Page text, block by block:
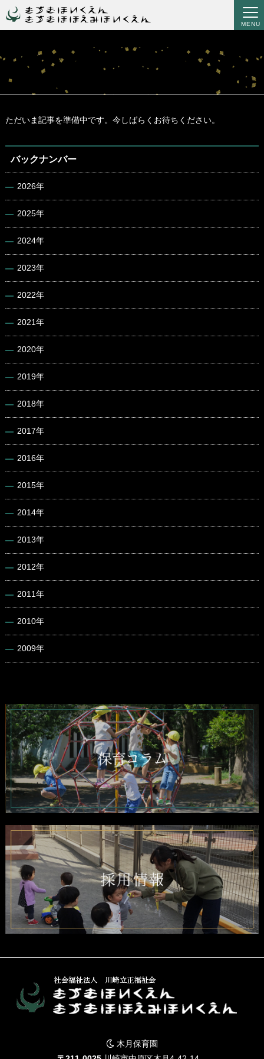
MENU
ただいま記事を準備中です。今しばらくお待ちください。
バックナンバー
2026年
2025年
2024年
2023年
2022年
2021年
2020年
2019年
2018年
2017年
2016年
2015年
2014年
2013年
2012年
2011年
2010年
2009年
木月保育園